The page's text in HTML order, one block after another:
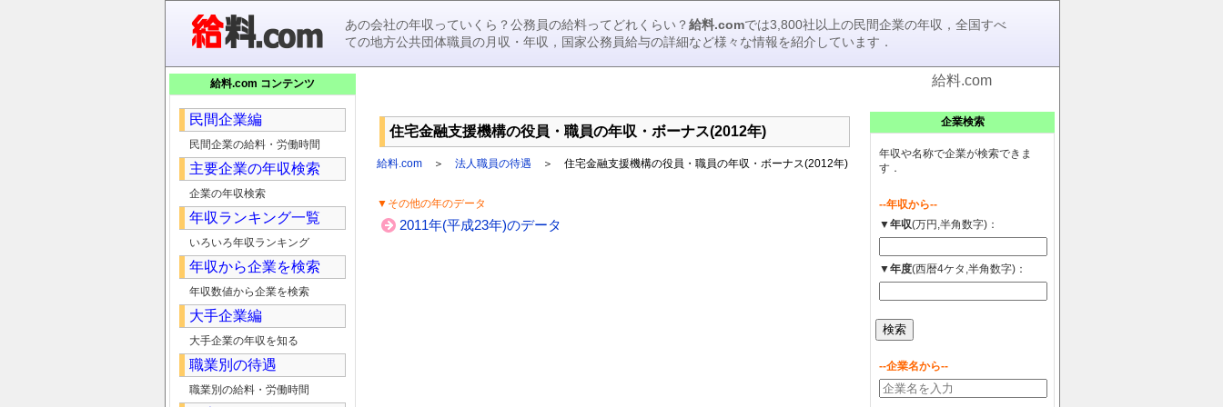
あの会社の年収っていくら？公務員の給料ってどれくらい？給料.comでは3,800社以上の民間企業の年収，全国すべ
ての地方公共団体職員の月収・年収，国家公務員給与の詳細など様々な情報を紹介しています．
住宅金融支援機構の役員・職員の年収・ボーナス(2012年)
給料.com ＞ 法人職員の待遇 ＞ 住宅金融支援機構の役員・職員の年収・ボーナス(2012年)
▼その他の年のデータ
2011年(平成23年)のデータ
給料.com コンテンツ
民間企業編
民間企業の給料・労働時間
主要企業の年収検索
企業の年収検索
年収ランキング一覧
いろいろ年収ランキング
年収から企業を検索
年収数値から企業を検索
大手企業編
大手企業の年収を知る
職業別の待遇
職業別の給料・労働時間
給料.com
企業検索
年収や名称で企業が検索できま
す．
--年収から--
▼年収(万円,半角数字)：
▼年度(西暦4ケタ,半角数字)：
--企業名から--